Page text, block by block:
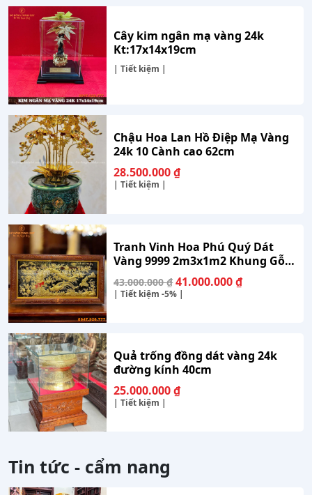
Cây kim ngân mạ vàng 24k
Kt:17x14x19cm
| Tiết kiệm |
Chậu Hoa Lan Hồ Điệp Mạ Vàng
24k 10 Cành cao 62cm
28.500.000₫
| Tiết kiệm |
Tranh Vinh Hoa Phú Quý Dát
Vàng 9999 2m3x1m2 Khung Gỗ
43.000.000₫Giá
gốc
41.000.000₫Giá
| Tiết kiệm-5% |
Quả trống đồng dát vàng 24k
đường kính 40cm
25.000.000₫
| Tiết kiệm |
Tin tức - cẩm nang